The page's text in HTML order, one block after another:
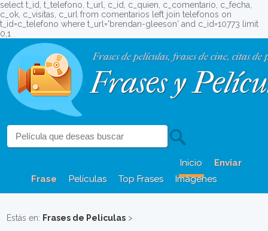
select t_id, t_telefono, t_url, c_id, c_quien, c_comentario, c_fecha,
c_ok, c_visitas, c_url from comentarios left join telefonos on
t_id=c_telefono where t_url='brendan-gleeson' and c_id=10773 limit
0,1
Frases de películas, frases de cine, citas de
Frases y
Inicio
Enviar
Frase
Películas Top Frases Imágenes
Estás en: Frases de Peliculas >